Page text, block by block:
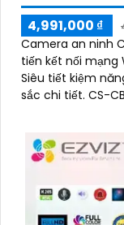
4,991,000 ₫
Camera an ninh
tiến kết nối mạng
Siêu tiết kiệm
sắc chi tiết. CS-